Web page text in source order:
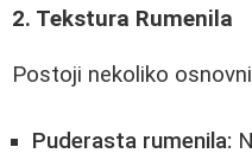
2. Tekstura Rumenila
Postoji nekoliko
Puderasta rumenila: